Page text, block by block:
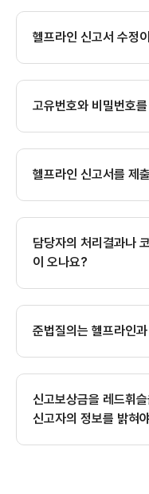
헬프라인 신고서 수정
고유번호와 비밀번호
헬프라인 신고서를 제
담당자의 처리결과나
이 오나요?
준법질의는 헬프라인
신고보상금을 레드휘
신고자의 정보를 밝혀